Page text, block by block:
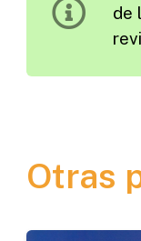
Reposición
de
Otras